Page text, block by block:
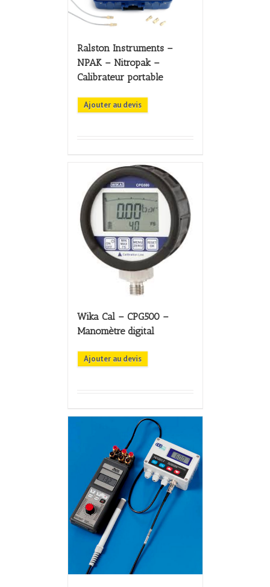
Ralston Instruments –
NPAK – Nitropak –
Calibrateur portable
Ajouter au devis
Wika Cal – CPG500 –
Manomètre digital
Ajouter au devis